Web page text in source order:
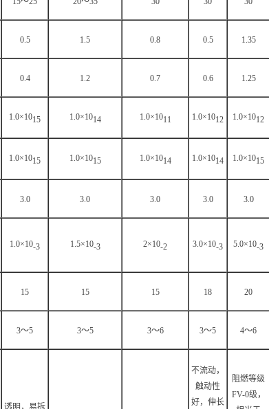
0.5 1.5 0.8 0.5 1.35
0.4 1.2 0.7 0.6 1.25
1.0×1015 1.0×1014 1.0×1011 1.0×1012 1.0×1012
1.0×1015 1.0×1015 1.0×1014 1.0×1014 1.0×1015
3.0 3.0 3.0 3.0 3.0
1.0×10-3 1.5×10-3 2×10-2 3.0×10-3 5.0×10-3
15 15 15 18 20
3～5 3～5 3～6 3～5 4～6
透明，易拆
不流动，
触动性
好，伸长
阻燃等级
FV-0级，